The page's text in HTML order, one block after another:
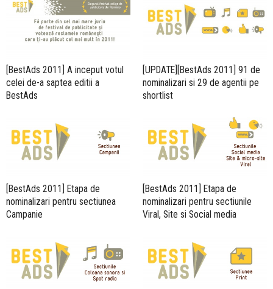
[BestAds 2011] A inceput votul
celei de-a saptea editii a
BestAds
[UPDATE][BestAds 2011] 91 de
nominalizari si 29 de agentii pe
shortlist
[BestAds 2011] Etapa de
nominalizari pentru sectiunea
Campanie
[BestAds 2011] Etapa de
nominalizari pentru sectiunile
Viral, Site si Social media